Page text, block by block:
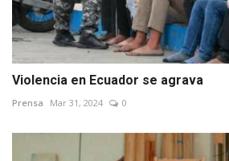
Violencia en Ecuador se agrava
Prensa Mar 31, 2024 0